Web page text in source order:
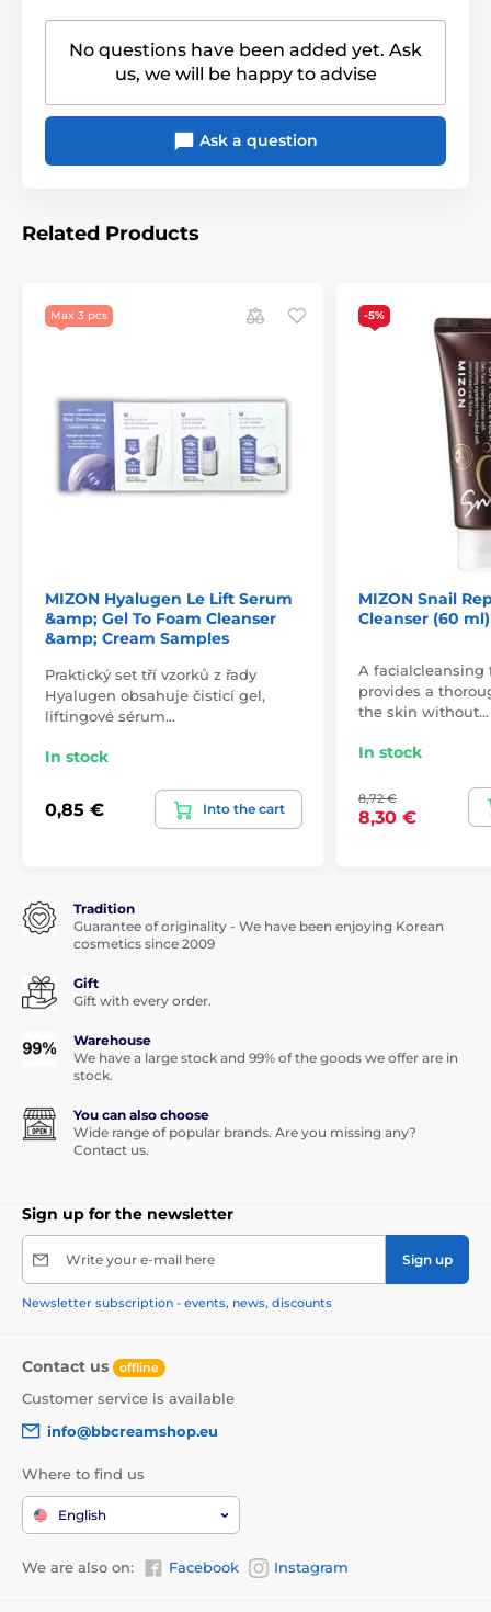
No questions have been added yet. Ask
us, we will be happy to advise
Ask a question
Related Products
Max 3 pcs
MIZON Hyalugen Le Lift Serum
&amp; Gel To Foam Cleanser
&amp; Cream Samples
Praktický set tří vzorků z řady
Hyalugen obsahuje čisticí gel,
liftingové sérum…
In stock
0,85 € Into the cart
-5%
MIZON Snail
Cleanser (60 ml)
A facialcleansing
provides a
the skin without…
In stock
8,72 €
8,30 €
Tradition
Guarantee of originality - We have been enjoying Korean
cosmetics since 2009
Gift
Gift with every order.
Warehouse
We have a large stock and 99% of the goods we offer are in
stock.
You can also choose
Wide range of popular brands. Are you missing any?
Contact us.
Sign up for the newsletter
Write your e-mail here Sign up
Newsletter subscription - events, news, discounts
Contact us offline
Customer service is available
info@bbcreamshop.eu
Where to find us
English
We are also on: Facebook Instagram